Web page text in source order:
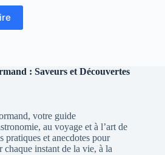
: Saveurs et Découvertes
votre guide
au voyage et à l’art de
pratiques et anecdotes pour
instant de la vie, à la